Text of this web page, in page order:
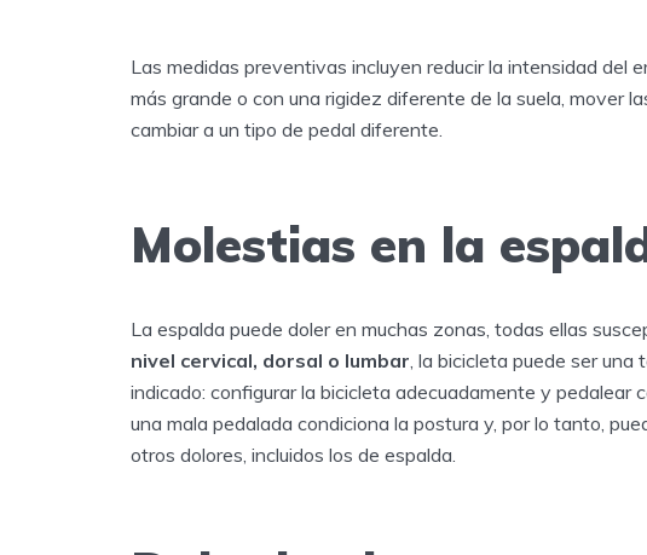
Las medidas preventivas incluyen reducir la intensidad del
más grande o con una rigidez diferente de la suela, mover
cambiar a un tipo de pedal diferente.
Molestias en la
La espalda puede doler en muchas zonas, todas ellas
nivel cervical, dorsal o lumbar, la bicicleta puede ser una
indicado: configurar la bicicleta adecuadamente y pedalear
una mala pedalada condiciona la postura y, por lo tanto,
otros dolores, incluidos los de espalda.